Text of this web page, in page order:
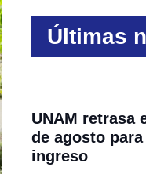
Últimas
UNAM retrasa
de agosto
ingreso